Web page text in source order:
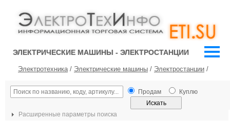
ЭЛЕКТРИЧЕСКИЕ МАШИНЫ - ЭЛЕКТРОСТАНЦИИ
Электротехника/ Электрические машины / Электростанции /
Продам Куплю
Расширенные параметры поиска